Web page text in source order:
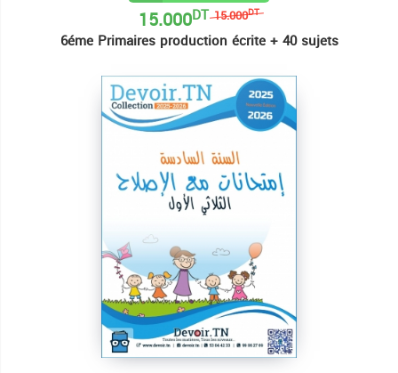
15.000DT
15.000DT
6éme Primaires production écrite + 40 sujets